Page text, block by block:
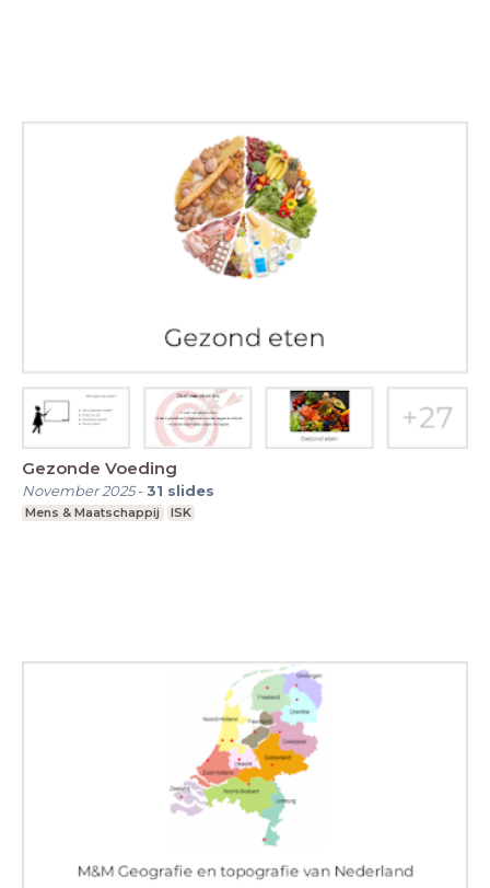
Gezonde Voeding
November 2025-31 slides
Mens & Maatschappij ISK